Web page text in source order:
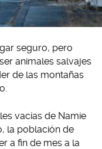
seguro, pero
animales salvajes
de las montañas
vacías de Namie
la población de
a fin de mes a la